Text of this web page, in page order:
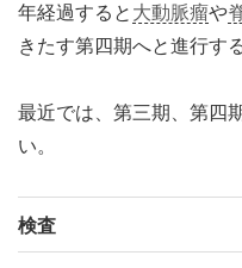
年経過すると 大動脈瘤や
きたす第四期へと進行する
最近では、第三期、第四
い。
検査